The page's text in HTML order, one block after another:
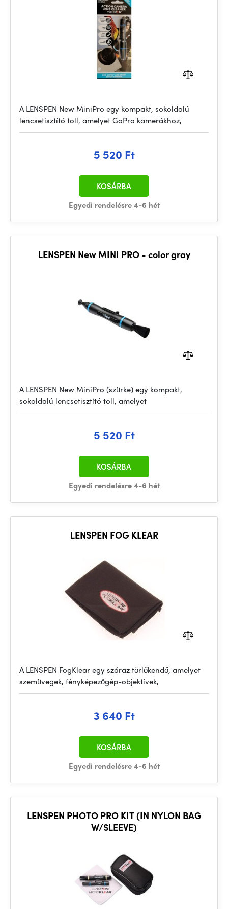
A LENSPEN New MiniPro egy kompakt, sokoldalú
lencsetisztító toll, amelyet GoPro kamerákhoz,
5 520 Ft
Egyedi rendelésre 4-6 hét
KOSÁRBA
LENSPEN New MINI PRO - color gray
A LENSPEN New MiniPro (szürke) egy kompakt,
sokoldalú lencsetisztító toll, amelyet
5 520 Ft
Egyedi rendelésre 4-6 hét
KOSÁRBA
LENSPEN FOG KLEAR
A LENSPEN FogKlear egy száraz törlőkendő, amelyet
szemüvegek, fényképezőgép-objektívek,
3 640 Ft
Egyedi rendelésre 4-6 hét
KOSÁRBA
LENSPEN PHOTO PRO KIT (IN NYLON BAG
W/SLEEVE)